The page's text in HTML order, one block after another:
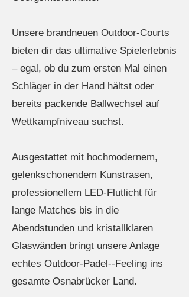
Unsere brandneuen Outdoor-Courts
bieten dir das ultimative Spielerlebnis
– egal, ob du zum ersten Mal einen
Schläger in der Hand hältst oder
bereits packende Ballwechsel auf
Wettkampfniveau suchst.
Ausgestattet mit hochmodernem,
gelenkschonendem Kunstrasen,
professionellem LED-Flutlicht für
lange Matches bis in die
Abendstunden und kristallklaren
Glaswänden bringt unsere Anlage
echtes Outdoor-Padel--Feeling ins
gesamte Osnabrücker Land.